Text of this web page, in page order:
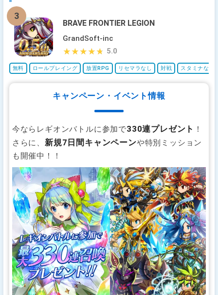
BRAVE FRONTIER LEGION
3
GrandSoft-inc
無料 ロールプレイング 放置RPG リセマラなし 対戦 スタミナなし
5.0
★★★★★
★★★★★
キャンペーン・イベント情報
今ならレギオンバトルに参加で330連プレゼント ！
さらに、 新規7日間キャンペーンや特別ミッション
も開催中！！